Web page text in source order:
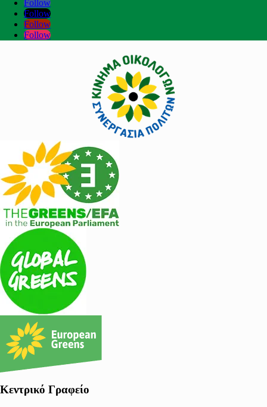
Follow
Follow
Follow
Follow
Κεντρικό Γραφείο